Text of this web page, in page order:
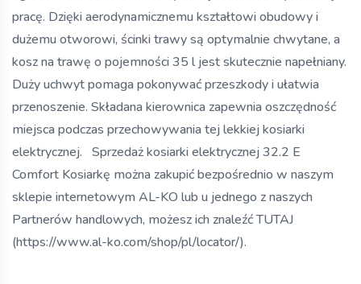
pracę. Dzięki aerodynamicznemu kształtowi obudowy i
dużemu otworowi, ścinki trawy są optymalnie chwytane, a
kosz na trawę o pojemności 35 l jest skutecznie napełniany.
Duży uchwyt pomaga pokonywać przeszkody i ułatwia
przenoszenie. Składana kierownica zapewnia oszczędność
miejsca podczas przechowywania tej lekkiej kosiarki
elektrycznej. Sprzedaż kosiarki elektrycznej 32.2 E
Comfort Kosiarkę można zakupić bezpośrednio w naszym
sklepie internetowym AL-KO lub u jednego z naszych
Partnerów handlowych, możesz ich znaleźć TUTAJ
(https://www.al-ko.com/shop/pl/locator/).